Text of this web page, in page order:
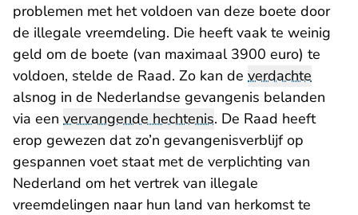
problemen met het voldoen van deze boete door
de illegale vreemdeling. Die heeft vaak te weinig
geld om de boete (van maximaal 3900 euro) te
voldoen, stelde de Raad. Zo kan de verdachte
alsnog in de Nederlandse gevangenis belanden
via een vervangende hechtenis. De Raad heeft
erop gewezen dat zo’n gevangenisverblijf op
gespannen voet staat met de verplichting van
Nederland om het vertrek van illegale
vreemdelingen naar hun land van herkomst te